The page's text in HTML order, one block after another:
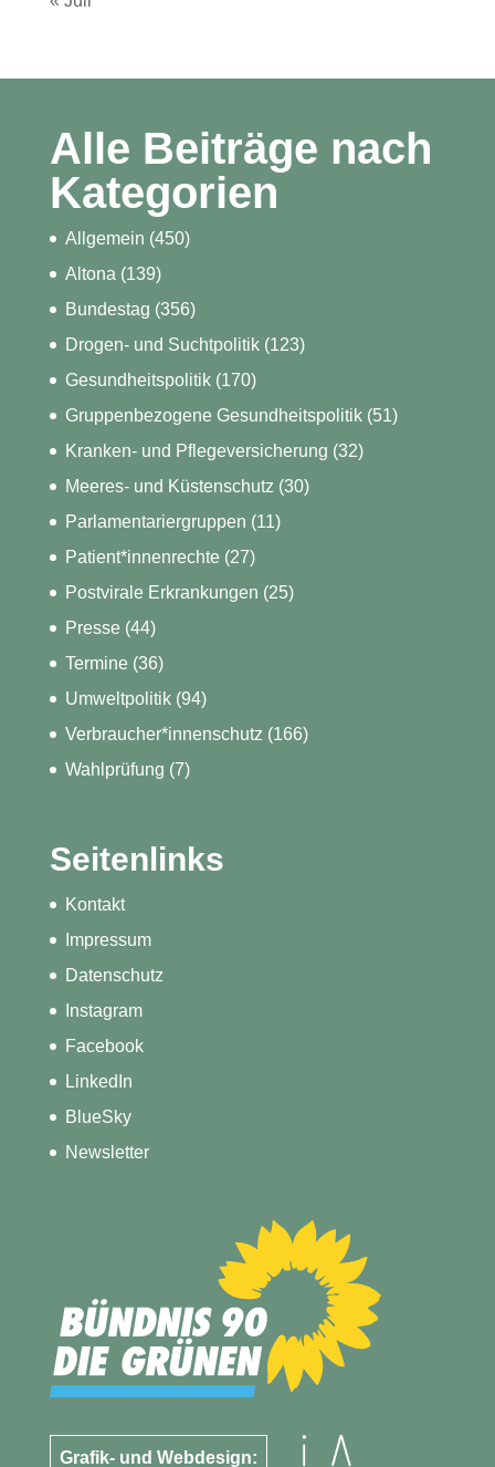
Alle Beiträge nach
Kategorien
Allgemein (450)
Altona (139)
Bundestag (356)
Drogen- und Suchtpolitik(123)
Gesundheitspolitik(170)
Gruppenbezogene Gesundheitspolitik(51)
Kranken- und Pflegeversicherung (32)
Meeres- und Küstenschutz (30)
Parlamentariergruppen (11)
Patient*innenrechte(27)
Postvirale Erkrankungen (25)
Presse(44)
Termine(36)
Umweltpolitik(94)
Verbraucher*innenschutz (166)
Wahlprüfung (7)
Seitenlinks
Kontakt
Impressum
Datenschutz
Instagram
Facebook
LinkedIn
BlueSky
Newsletter
Grafik- und Webdesign: